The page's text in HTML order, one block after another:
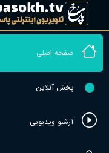
صفحه اصلی
پخش آنلاین
آرشیو ویدیویی